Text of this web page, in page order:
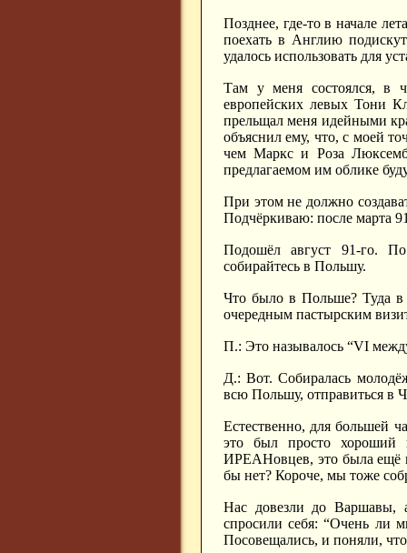
Позднее, где-то в начале
поехать в Англию
удалось использовать для
Там у меня состоялся, в
европейских левых Тони
прельщал меня идейными
объяснил ему, что, с моей
чем Маркс и Роза
предлагаемом им облике
При этом не должно
Подчёркиваю: после марта
Подошёл август 91-го.
собирайтесь в Польшу.
Что было в Польше? Туда
очередным пастырским
П.: Это называлось “VI
Д.: Вот. Собиралась
всю Польшу, отправиться в
Естественно, для большей
это был просто хороший
ИРЕАНовцев, это была ещё
бы нет? Короче, мы тоже
Нас довезли до Варшавы,
спросили себя: “Очень ли
Посовещались, и поняли,